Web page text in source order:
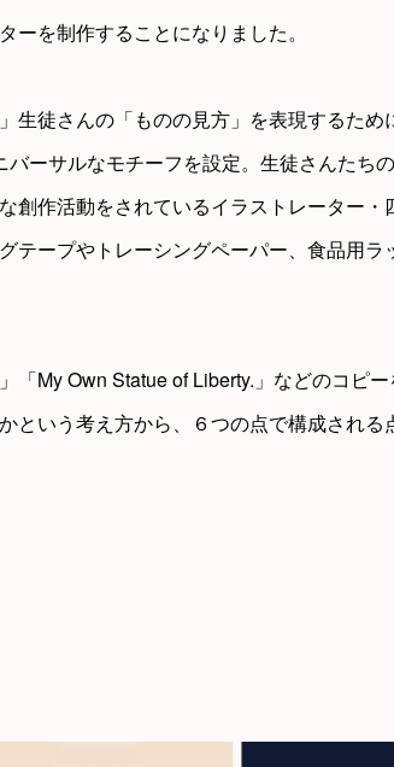
を制作することになりました。
生徒さんの「ものの見方」を表現するため
ーサルなモチーフを設定。生徒さんたち
創作活動をされているイラストレーター・
テープやトレーシングペーパー、食品用ラ
「My Own Statue of Liberty.」などのコピ
という考え方から、６つの点で構成される